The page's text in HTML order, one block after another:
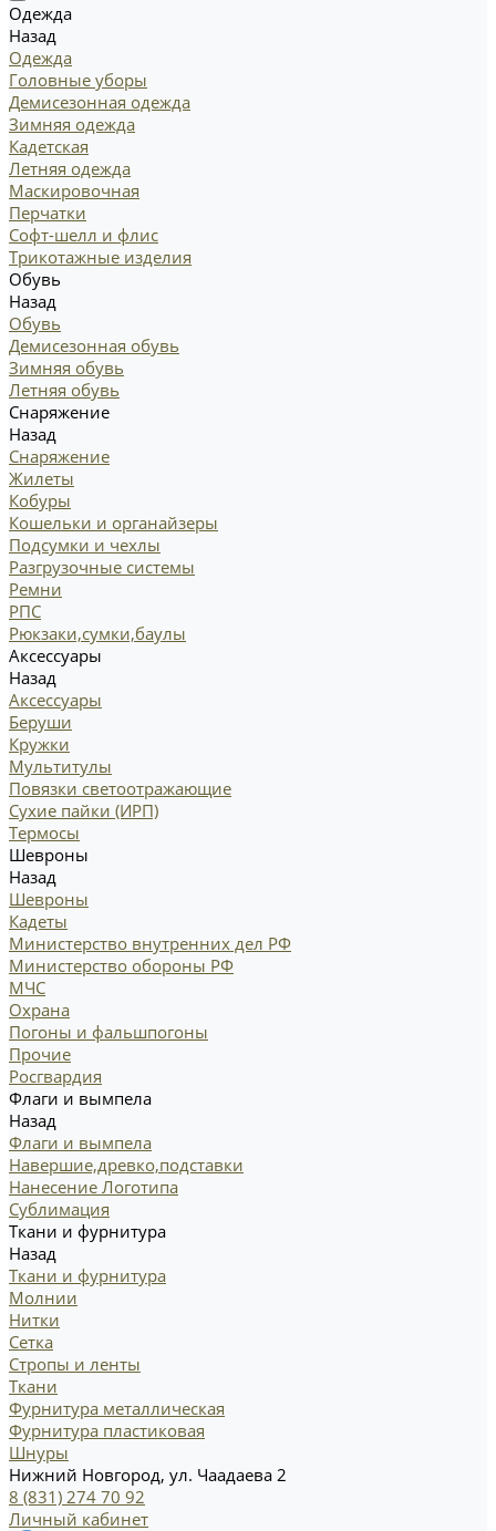
Одежда
Назад
Одежда
Головные уборы
Демисезонная одежда
Зимняя одежда
Кадетская
Летняя одежда
Маскировочная
Перчатки
Софт-шелл и флис
Трикотажные изделия
Обувь
Назад
Обувь
Демисезонная обувь
Зимняя обувь
Летняя обувь
Снаряжение
Назад
Снаряжение
Жилеты
Кобуры
Кошельки и органайзеры
Подсумки и чехлы
Разгрузочные системы
Ремни
РПС
Рюкзаки,сумки,баулы
Аксессуары
Назад
Аксессуары
Беруши
Кружки
Мультитулы
Повязки светоотражающие
Сухие пайки (ИРП)
Термосы
Шевроны
Назад
Шевроны
Кадеты
Министерство внутренних дел РФ
Министерство обороны РФ
МЧС
Охрана
Погоны и фальшпогоны
Прочие
Росгвардия
Флаги и вымпела
Назад
Флаги и вымпела
Навершие,древко,подставки
Нанесение Логотипа
Сублимация
Ткани и фурнитура
Назад
Ткани и фурнитура
Молнии
Нитки
Сетка
Стропы и ленты
Ткани
Фурнитура металлическая
Фурнитура пластиковая
Шнуры
Нижний Новгород, ул. Чаадаева 2
8 (831) 274 70 92
Личный кабинет